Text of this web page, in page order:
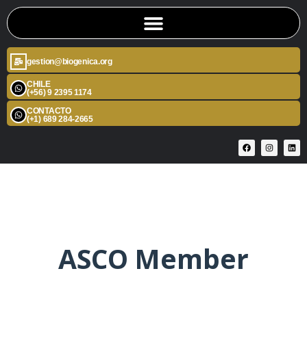
gestion@biogenica.org
CHILE
(+56) 9 2395 1174
CONTACTO
(+1) 689 284-2665
ASCO Member